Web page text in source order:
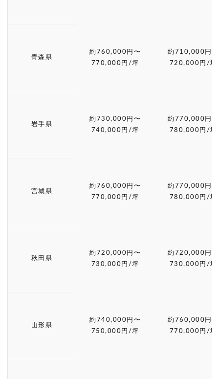
青森県
約760,000円〜
770,000円/坪
約710,000円〜
720,000円/坪
岩手県
約730,000円〜
740,000円/坪
約770,000円〜
780,000円/坪
宮城県
約760,000円〜
770,000円/坪
約770,000円〜
780,000円/坪
秋田県
約720,000円〜
730,000円/坪
約720,000円〜
730,000円/坪
山形県
約740,000円〜
750,000円/坪
約760,000円〜
770,000円/坪